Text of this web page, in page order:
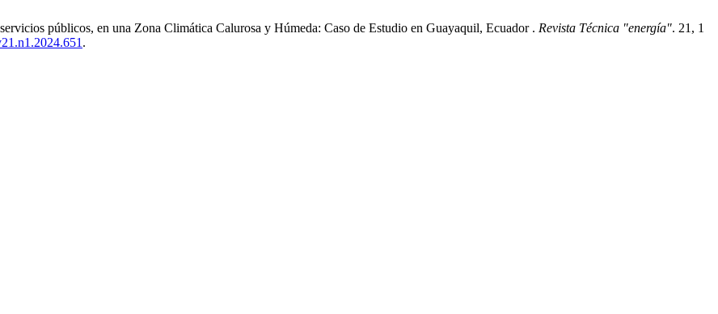
públicos, en una Zona Climática Calurosa y Húmeda: Caso de Estudio en Guayaquil, Ecuador . Revista Técnica "energía". 21, 1
.